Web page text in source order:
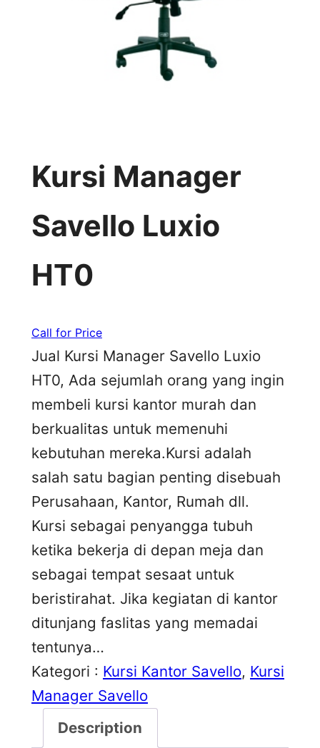
Kursi Manager
Savello Luxio
HT0
Call for Price
Jual Kursi Manager Savello Luxio
HT0, Ada sejumlah orang yang ingin
membeli kursi kantor murah dan
berkualitas untuk memenuhi
kebutuhan mereka.Kursi adalah
salah satu bagian penting disebuah
Perusahaan, Kantor, Rumah dll.
Kursi sebagai penyangga tubuh
ketika bekerja di depan meja dan
sebagai tempat sesaat untuk
beristirahat. Jika kegiatan di kantor
ditunjang faslitas yang memadai
tentunya…
Kategori : Kursi Kantor Savello, Kursi
Manager Savello
Description